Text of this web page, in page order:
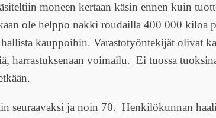
moneen kertaan käsin ennen kuin
ole helppo nakki roudailla 400 000 kiloa
kauppoihin. Varastotyöntekijät olivat
harrastuksenaan voimailu. Ei tuossa
seuraavaksi ja noin 70. Henkilökunnan